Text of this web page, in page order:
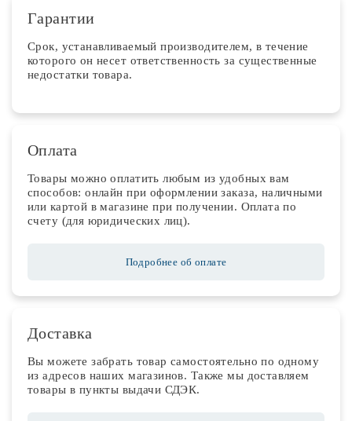
Гарантии
Срок, устанавливаемый производителем, в течение
которого он несет ответственность за существенные
недостатки товара.
Оплата
Товары можно оплатить любым из удобных вам
способов: онлайн при оформлении заказа, наличными
или картой в магазине при получении. Оплата по
счету (для юридических лиц).
Подробнее об оплате
Доставка
Вы можете забрать товар самостоятельно по одному
из адресов наших магазинов. Также мы доставляем
товары в пункты выдачи СДЭК.